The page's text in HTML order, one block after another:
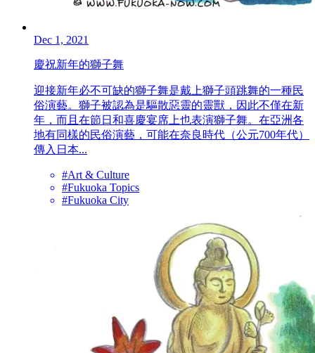
Dec 1, 2021
慶祝新年的獅子舞
迎接新年必不可缺的獅子舞是戴上獅子頭跳舞的一種民
俗演藝。獅子被認為是驅散惡靈的靈獸，因此不僅在新
年，而且在節日和喜慶宴席上也表演獅子舞。在亞洲各
地有同樣的民俗演藝，可能在奈良時代（公元700年代）
傳入日本...
#Art & Culture
#Fukuoka Topics
#Fukuoka City